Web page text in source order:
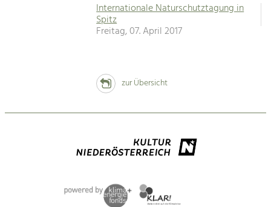
Internationale Naturschutztagung in
Spitz
Freitag, 07. April 2017
zur Übersicht